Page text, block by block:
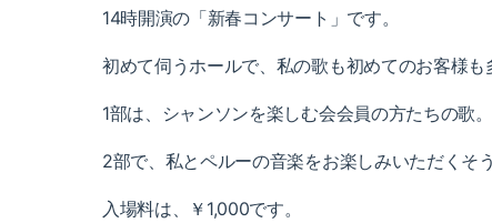
14時開演の「新春コンサート」です。
初めて伺うホールで、私の歌も初めてのお客様も
1部は、シャンソンを楽しむ会会員の方たちの歌。
2部で、私とペルーの音楽をお楽しみいただくそう
入場料は、￥1,000です。